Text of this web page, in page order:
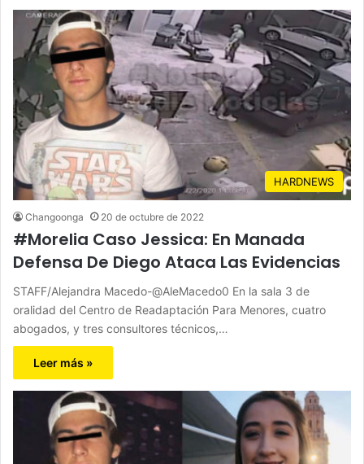
HARDNEWS
Changoonga 20 de octubre de 2022
#Morelia Caso Jessica: En Manada
Defensa De Diego Ataca Las Evidencias
STAFF/Alejandra Macedo-@AleMacedo0 En la sala 3 de
oralidad del Centro de Readaptación Para Menores, cuatro
abogados, y tres consultores técnicos,…
Leer más »